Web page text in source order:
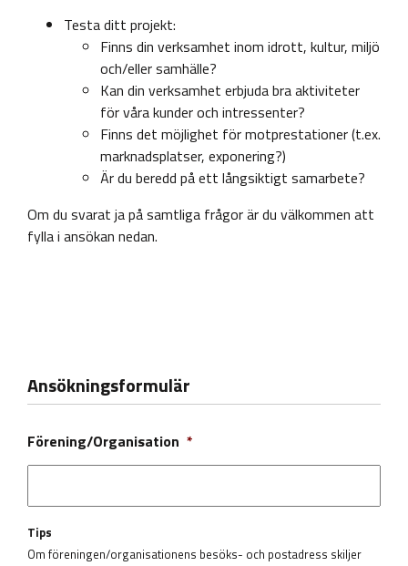
Testa ditt projekt:
Finns din verksamhet inom idrott, kultur, miljö
och/eller samhälle?
Kan din verksamhet erbjuda bra aktiviteter
för våra kunder och intressenter?
Finns det möjlighet för motprestationer (t.ex.
marknadsplatser, exponering?)
Är du beredd på ett långsiktigt samarbete?
Om du svarat ja på samtliga frågor är du välkommen att
fylla i ansökan nedan.
Ansökningsformulär
Förening/Organisation *
Tips
Om föreningen/organisationens besöks- och postadress skiljer